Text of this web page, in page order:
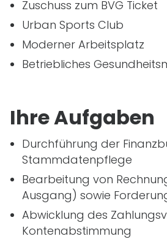
Zuschuss zum BVG Ticket
Urban Sports Club
Moderner Arbeitsplatz
Betriebliches
Ihre Aufgaben
Durchführung der
Stammdatenpflege
Bearbeitung von
Ausgang) sowie
Abwicklung des
Kontenabstimmung